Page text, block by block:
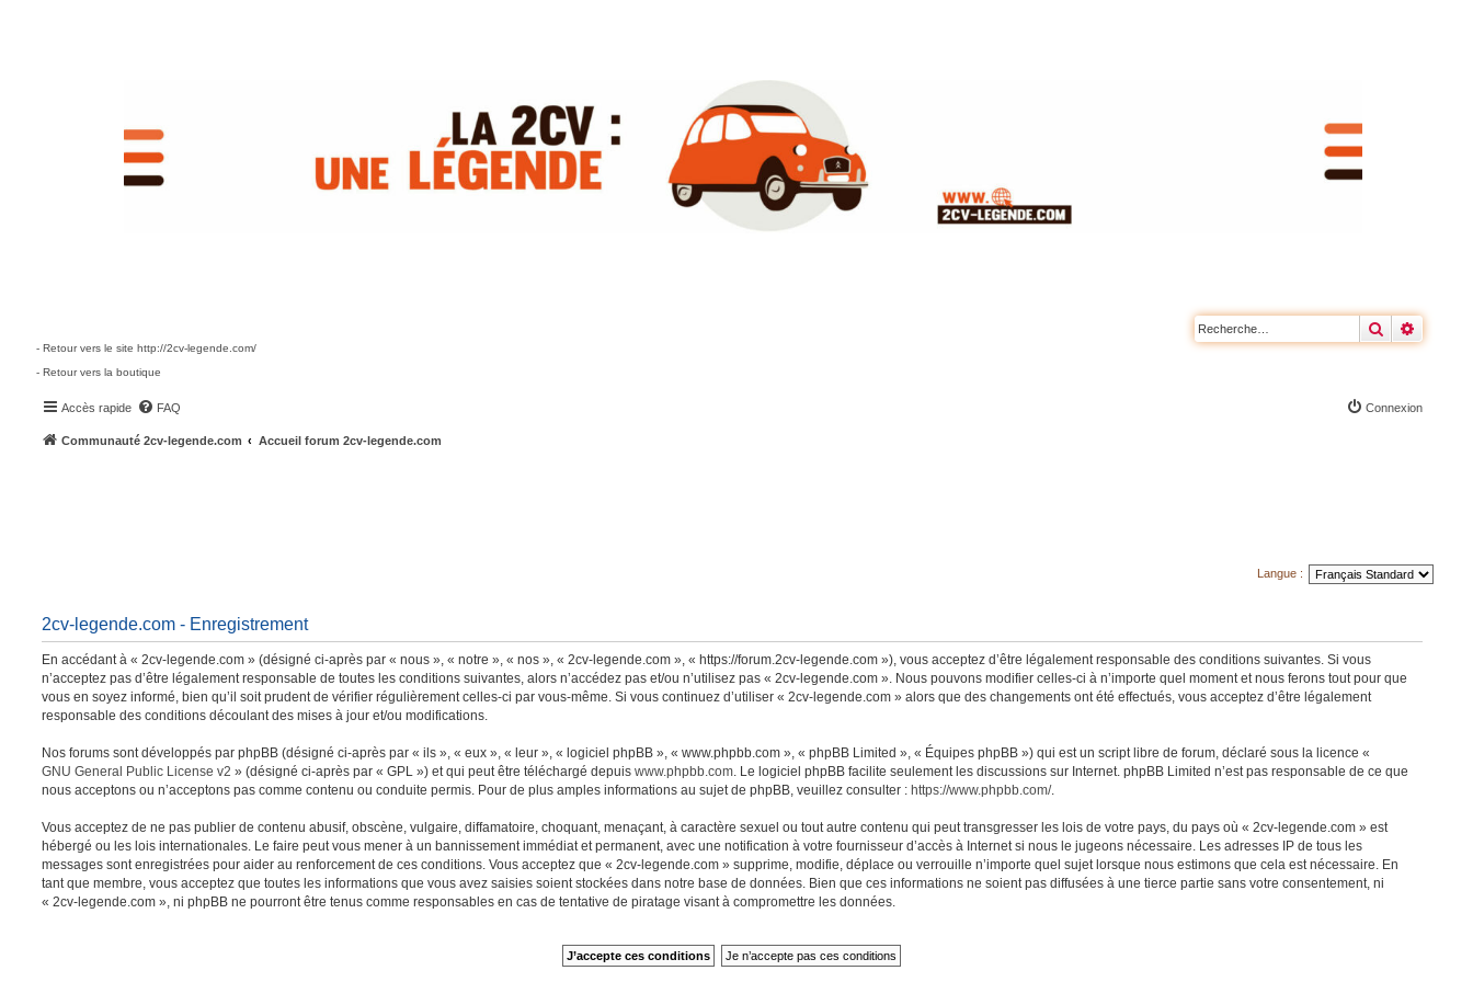
Rechercher
- Retour vers le site http://2cv-legende.com/
- Retour vers la boutique
Accès rapide FAQ Connexion
Communauté 2cv-legende.com Accueil forum 2cv-legende.com
Langue :
2cv-legende.com - Enregistrement
En accédant à « 2cv-legende.com » (désigné ci-après par « nous », « notre », « nos », « 2cv-legende.com », « https://forum.2cv-legende.com »), vous acceptez d’être légalement responsable des conditions suivantes. Si vous
n’acceptez pas d’être légalement responsable de toutes les conditions suivantes, alors n’accédez pas et/ou n’utilisez pas « 2cv-legende.com ». Nous pouvons modifier celles-ci à n’importe quel moment et nous ferons tout pour que
vous en soyez informé, bien qu’il soit prudent de vérifier régulièrement celles-ci par vous-même. Si vous continuez d’utiliser « 2cv-legende.com » alors que des changements ont été effectués, vous acceptez d’être légalement
responsable des conditions découlant des mises à jour et/ou modifications.
Nos forums sont développés par phpBB (désigné ci-après par « ils », « eux », « leur », « logiciel phpBB », « www.phpbb.com », « phpBB Limited », « Équipes phpBB ») qui est un script libre de forum, déclaré sous la licence «
GNU General Public License v2 » (désigné ci-après par « GPL ») et qui peut être téléchargé depuis www.phpbb.com. Le logiciel phpBB facilite seulement les discussions sur Internet. phpBB Limited n’est pas responsable de ce que
nous acceptons ou n’acceptons pas comme contenu ou conduite permis. Pour de plus amples informations au sujet de phpBB, veuillez consulter : https://www.phpbb.com/.
Vous acceptez de ne pas publier de contenu abusif, obscène, vulgaire, diffamatoire, choquant, menaçant, à caractère sexuel ou tout autre contenu qui peut transgresser les lois de votre pays, du pays où « 2cv-legende.com » est
hébergé ou les lois internationales. Le faire peut vous mener à un bannissement immédiat et permanent, avec une notification à votre fournisseur d’accès à Internet si nous le jugeons nécessaire. Les adresses IP de tous les
messages sont enregistrées pour aider au renforcement de ces conditions. Vous acceptez que « 2cv-legende.com » supprime, modifie, déplace ou verrouille n’importe quel sujet lorsque nous estimons que cela est nécessaire. En
tant que membre, vous acceptez que toutes les informations que vous avez saisies soient stockées dans notre base de données. Bien que ces informations ne soient pas diffusées à une tierce partie sans votre consentement, ni
« 2cv-legende.com », ni phpBB ne pourront être tenus comme responsables en cas de tentative de piratage visant à compromettre les données.